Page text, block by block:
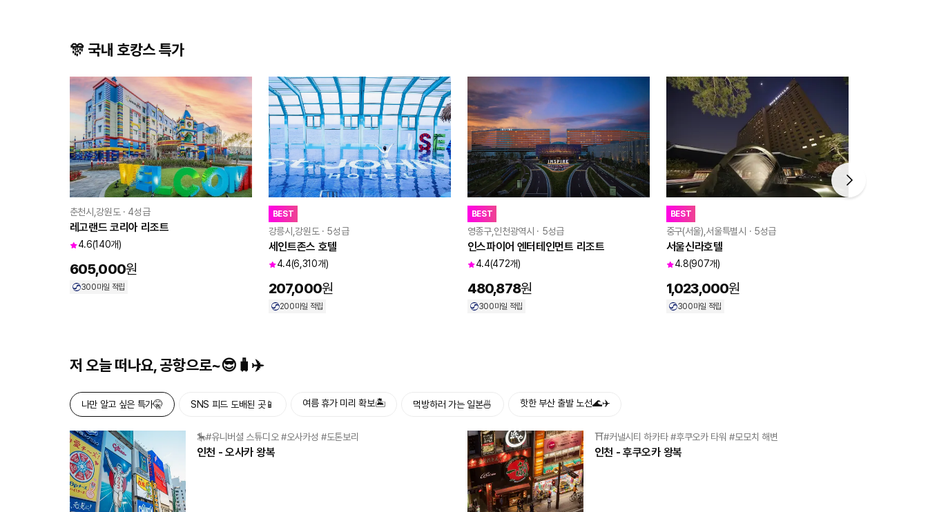
🎊 국내 호캉스 특가
춘천시,강원도 · 4성급
레고랜드 코리아 리조트
4.6(140개)
605,000원
300마일 적립
BEST
강릉시,강원도 · 5성급
세인트존스 호텔
4.4(6,310개)
207,000원
200마일 적립
BEST
영종구,인천광역시 · 5성급
인스파이어 엔터테인먼트 리조트
4.4(472개)
480,878원
300마일 적립
BEST
중구(서울),서울특별시 · 5성급
서울신라호텔
4.8(907개)
1,023,000원
300마일 적립
저 오늘 떠나요, 공항으로~😎🧳✈️
나만 알고 싶은 특가🤫 SNS 피드 도배된 곳📱 여름 휴가 미리 확보🏝️ 먹방하러 가는 일본🍜 핫한 부산 출발 노선🌊✈️
🎠#유니버셜 스튜디오 #오사카성 #도톤보리
인천 - 오사카 왕복
⛩️#커낼시티 하카타 #후쿠오카 타워 #모모치 해변
인천 - 후쿠오카 왕복